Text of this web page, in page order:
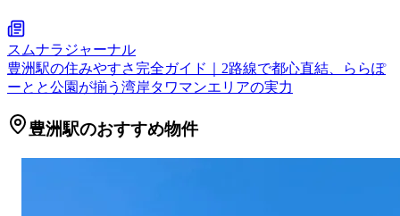
スムナラジャーナル
豊洲駅の住みやすさ完全ガイド｜2路線で都心直結、ららぽ
ーとと公園が揃う湾岸タワマンエリアの実力
豊洲駅のおすすめ物件